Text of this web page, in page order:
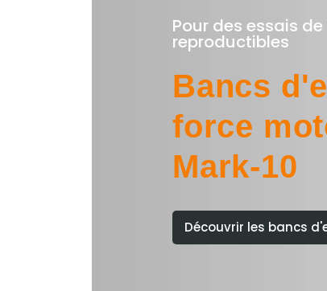
Pour des essais
reproductibles
Bancs
force
Mark-10
Découvrir les bancs